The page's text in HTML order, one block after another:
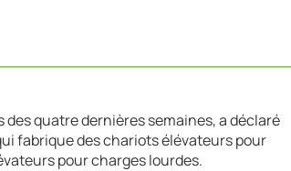
quatre dernières semaines, a déclaré
fabrique des chariots élévateurs pour
pour charges lourdes.